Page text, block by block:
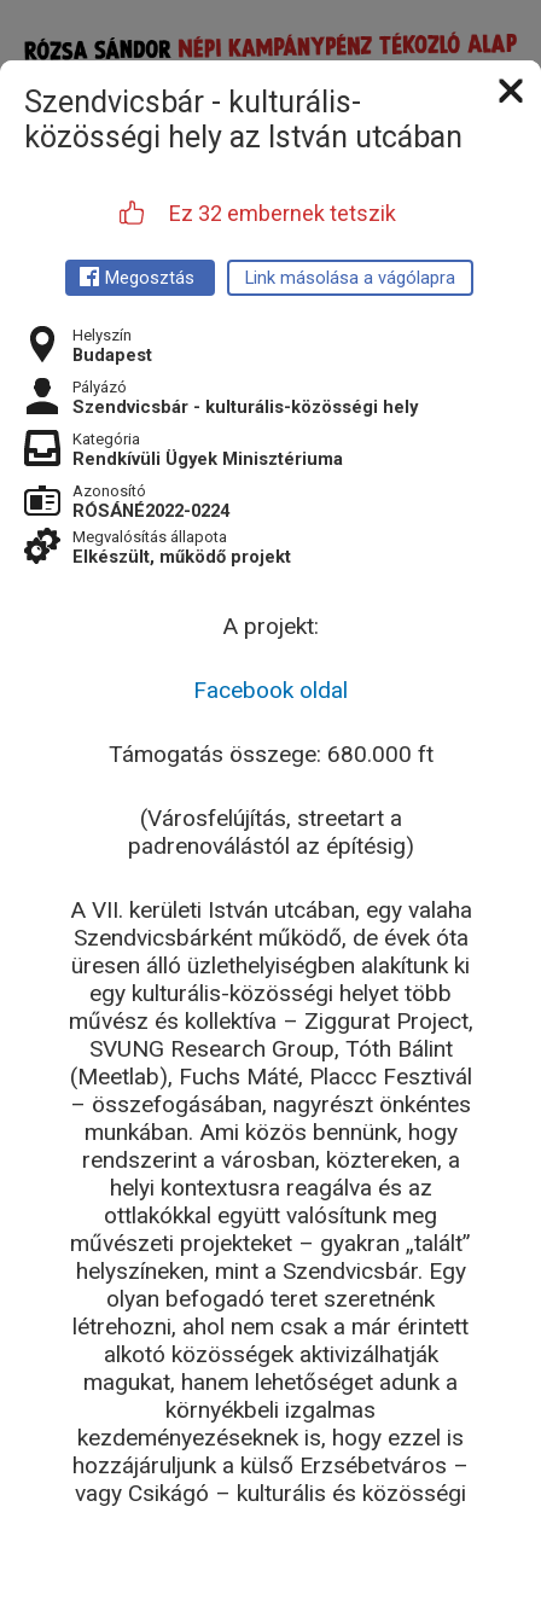
Szendvicsbár - kulturális-
közösségi hely az István utcában
Ez 32 embernek tetszik
Megosztás Link másolása a vágólapra
Helyszín
Budapest
Pályázó
Szendvicsbár - kulturális-közösségi hely
Kategória
Rendkívüli Ügyek Minisztériuma
Azonosító
RÓSÁNÉ2022-0224
Megvalósítás állapota
Elkészült, működő projekt
A projekt:
Facebook oldal
Támogatás összege: 680.000 ft
(Városfelújítás, streetart a
padrenoválástól az építésig)
A VII. kerületi István utcában, egy valaha
Szendvicsbárként működő, de évek óta
üresen álló üzlethelyiségben alakítunk ki
egy kulturális-közösségi helyet több
művész és kollektíva – Ziggurat Project,
SVUNG Research Group, Tóth Bálint
(Meetlab), Fuchs Máté, Placcc Fesztivál
– összefogásában, nagyrészt önkéntes
munkában. Ami közös bennünk, hogy
rendszerint a városban, köztereken, a
helyi kontextusra reagálva és az
ottlakókkal együtt valósítunk meg
művészeti projekteket – gyakran „talált”
helyszíneken, mint a Szendvicsbár. Egy
olyan befogadó teret szeretnénk
létrehozni, ahol nem csak a már érintett
alkotó közösségek aktivizálhatják
magukat, hanem lehetőséget adunk a
környékbeli izgalmas
kezdeményezéseknek is, hogy ezzel is
hozzájáruljunk a külső Erzsébetváros –
vagy Csikágó – kulturális és közösségi